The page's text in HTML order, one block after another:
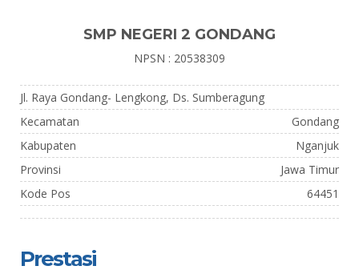
SMP NEGERI 2 GONDANG
NPSN : 20538309
Jl. Raya Gondang- Lengkong, Ds. Sumberagung
Kecamatan
Gondang
Kabupaten
Nganjuk
Provinsi
Jawa Timur
Kode Pos
64451
Prestasi